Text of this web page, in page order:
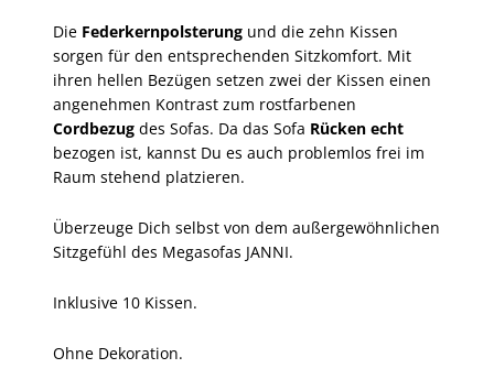
Die Federkernpolsterung und die zehn Kissen
sorgen für den entsprechenden Sitzkomfort. Mit
ihren hellen Bezügen setzen zwei der Kissen einen
angenehmen Kontrast zum rostfarbenen
Cordbezug des Sofas. Da das Sofa Rücken echt
bezogen ist, kannst Du es auch problemlos frei im
Raum stehend platzieren.
Überzeuge Dich selbst von dem außergewöhnlichen
Sitzgefühl des Megasofas JANNI.
Inklusive 10 Kissen.
Ohne Dekoration.